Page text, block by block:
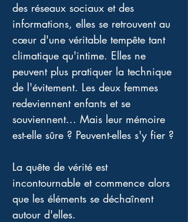
des réseaux sociaux et des
informations, elles se retrouvent au
cœur d'une véritable tempête tant
climatique qu'intime. Elles ne
peuvent plus pratiquer la technique
de l'évitement. Les deux femmes
redeviennent enfants et se
souviennent... Mais leur mémoire
est-elle sûre ? Peuvent-elles s'y fier ?
La quête de vérité est
incontournable et commence alors
que les éléments se déchaînent
autour d'elles.